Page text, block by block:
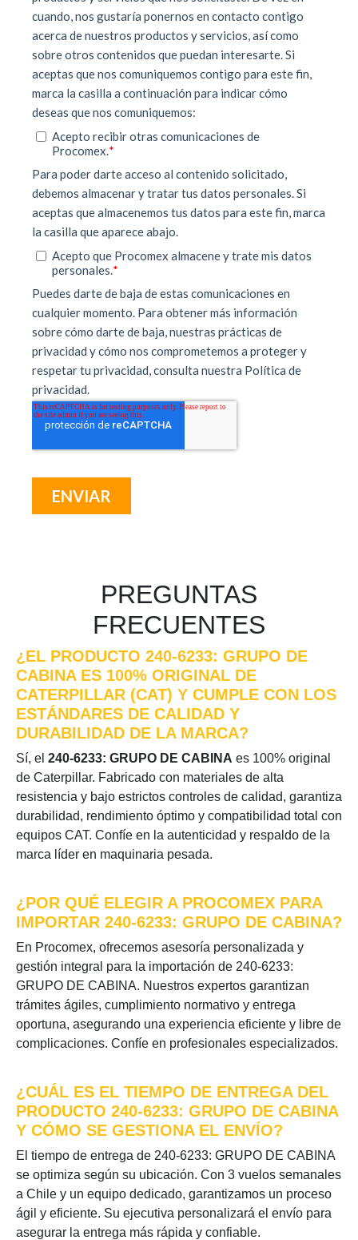
PREGUNTAS
FRECUENTES
¿EL PRODUCTO 240-6233: GRUPO DE
CABINA ES 100% ORIGINAL DE
CATERPILLAR (CAT) Y CUMPLE CON LOS
ESTÁNDARES DE CALIDAD Y
DURABILIDAD DE LA MARCA?
Sí, el 240-6233: GRUPO DE CABINA es 100% original
de Caterpillar. Fabricado con materiales de alta
resistencia y bajo estrictos controles de calidad, garantiza
durabilidad, rendimiento óptimo y compatibilidad total con
equipos CAT. Confíe en la autenticidad y respaldo de la
marca líder en maquinaria pesada.
¿POR QUÉ ELEGIR A PROCOMEX PARA
IMPORTAR 240-6233: GRUPO DE CABINA?
En Procomex, ofrecemos asesoría personalizada y
gestión integral para la importación de 240-6233:
GRUPO DE CABINA. Nuestros expertos garantizan
trámites ágiles, cumplimiento normativo y entrega
oportuna, asegurando una experiencia eficiente y libre de
complicaciones. Confíe en profesionales especializados.
¿CUÁL ES EL TIEMPO DE ENTREGA DEL
PRODUCTO 240-6233: GRUPO DE CABINA
Y CÓMO SE GESTIONA EL ENVÍO?
El tiempo de entrega de 240-6233: GRUPO DE CABINA
se optimiza según su ubicación. Con 3 vuelos semanales
a Chile y un equipo dedicado, garantizamos un proceso
ágil y eficiente. Su ejecutiva personalizará el envío para
asegurar la entrega más rápida y confiable.